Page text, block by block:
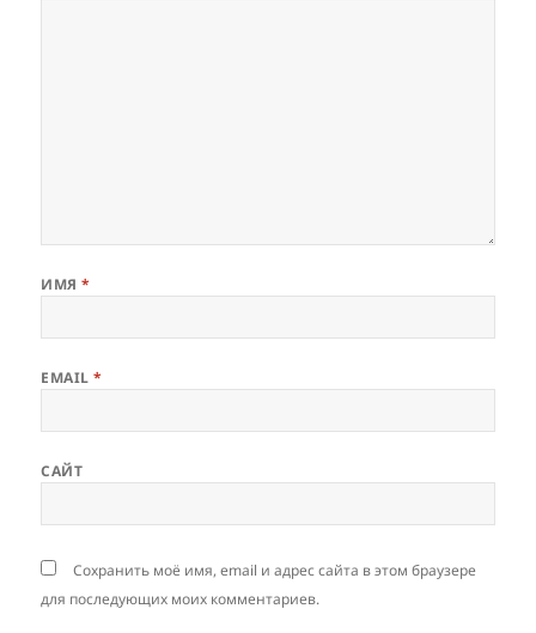
ИМЯ*
EMAIL*
САЙТ
Сохранить моё имя, email и адрес сайта в этом браузере
для последующих моих комментариев.